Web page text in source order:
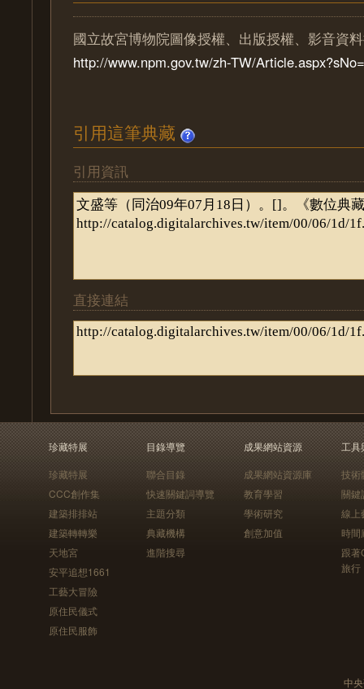
國立故宮博物院圖像授權、出版授權、影音資
http://www.npm.gov.tw/zh-TW/
引用這筆典藏
引用資訊
直接連結
珍藏特展
珍藏特展
CCC創作集
建築排排站
建築轉轉樂
天地宮
安平追想1661
工藝大冒險
原住民儀式
原住民服飾
目錄導覽
聯合目錄
快速關鍵詞導覽
主題分類
典藏機構
進階搜尋
成果網站資源
成果網站資源庫
教育學習
學術研究
創意加值
工具
技術
關鍵
線上
時間
跟
旅行
中